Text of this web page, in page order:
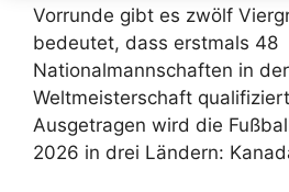
Vorrunde gibt es zwölf
bedeutet, dass erstmals 48
Nationalmannschaften in
Weltmeisterschaft
Ausgetragen wird die
2026 in drei Ländern: